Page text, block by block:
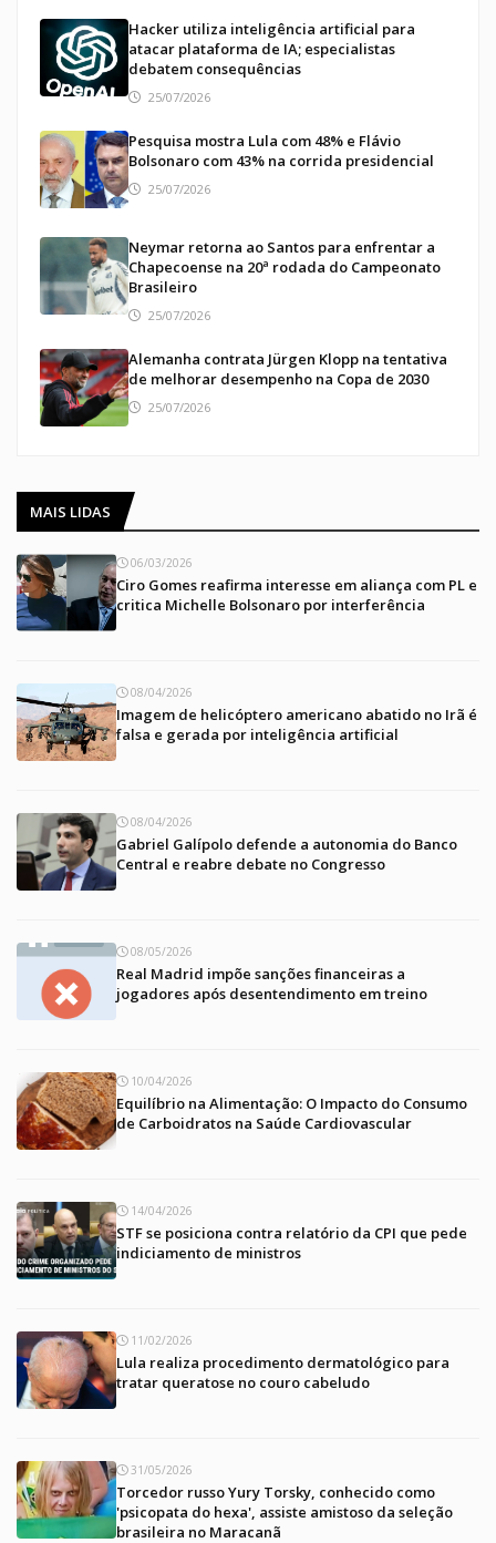
Hacker utiliza inteligência artificial para
atacar plataforma de IA; especialistas
debatem consequências
25/07/2026
Pesquisa mostra Lula com 48% e Flávio
Bolsonaro com 43% na corrida presidencial
25/07/2026
Neymar retorna ao Santos para enfrentar a
Chapecoense na 20ª rodada do Campeonato
Brasileiro
25/07/2026
Alemanha contrata Jürgen Klopp na tentativa
de melhorar desempenho na Copa de 2030
25/07/2026
MAIS LIDAS
06/03/2026
Ciro Gomes reafirma interesse em aliança com PL e
critica Michelle Bolsonaro por interferência
08/04/2026
Imagem de helicóptero americano abatido no Irã é
falsa e gerada por inteligência artificial
08/04/2026
Gabriel Galípolo defende a autonomia do Banco
Central e reabre debate no Congresso
08/05/2026
Real Madrid impõe sanções financeiras a
jogadores após desentendimento em treino
10/04/2026
Equilíbrio na Alimentação: O Impacto do Consumo
de Carboidratos na Saúde Cardiovascular
14/04/2026
STF se posiciona contra relatório da CPI que pede
indiciamento de ministros
11/02/2026
Lula realiza procedimento dermatológico para
tratar queratose no couro cabeludo
31/05/2026
Torcedor russo Yury Torsky, conhecido como
'psicopata do hexa', assiste amistoso da seleção
brasileira no Maracanã